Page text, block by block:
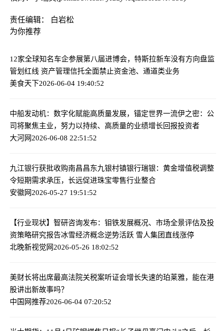
责任编辑： 白岩松
为你推荐
12家全球知名车企参展第八届进博会，特斯拉新车没有方向盘监
管划红线 资产管理信托全面禁止资金池、通道类业务
美食天下2026-06-04 19:40:52
中船发动机：数字化赋能高质量发展，锚定世界一流伊之密：公
司将聚焦主业，努力以持续、高质量的业绩增长回报投资者
大河网2026-06-08 22:51:52
九江银行获批收购南昌昌东九银村镇银行瑞银：黄金增值税调整
令短期需求承压，长远促进珠宝零售行业整合
安徽网2026-05-27 19:51:52
【行业现状】智研咨询发布：钼铁发展概况、市场全景评估及投
资策略研究报告冰雪经济概念逆势活跃 雪人集团直线涨停
北晚新视觉网2026-05-26 18:02:52
美财长将出席最高法院关税案听证会增长失速的珀莱雅，能在港
股讲出新故事吗？
中国网推荐2026-06-04 07:20:52